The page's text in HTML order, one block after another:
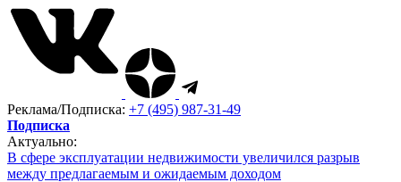
Реклама/Подписка: +7 (495) 987-31-49
Подписка
Актуально:
В сфере эксплуатации недвижимости увеличился разрыв
между предлагаемым и ожидаемым доходом